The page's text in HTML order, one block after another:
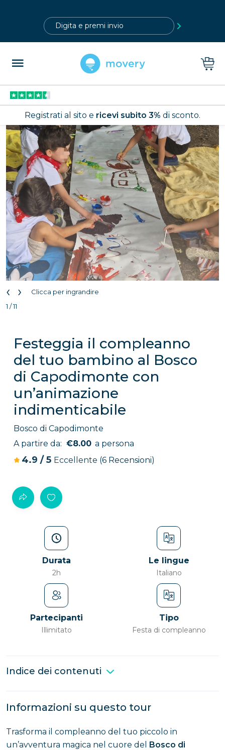
Registrati al sito e ricevi subito 3% di sconto.
‹ ›
Clicca per ingrandire
1 / 11
Festeggia il compleanno
del tuo bambino al Bosco
di Capodimonte con
un’animazione
indimenticabile
Bosco di Capodimonte
A partire da: €8.00 a persona
4.9 /5 Eccellente (6 Recensioni)
Durata
2h
Le lingue
Italiano
Partecipanti
Illimitato
Tipo
Festa di compleanno
Indice dei contenuti
Informazioni su questo tour
Trasforma il compleanno del tuo piccolo in
un’avventura magica nel cuore del Bosco di